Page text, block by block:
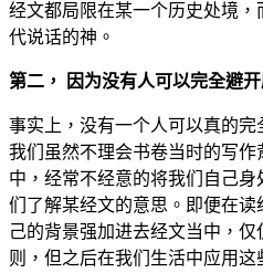
经文都局限在某一个历史处境
代说话的神。
第二， 因为没有人可以完全避
事实上，没有一个人可以真的完
我们虽然不理会书卷当时的写
中，经常不经意的将我们自己
们了解某经文的意思。即便在
己的背景强加进去经文当中，
则，但之后在我们生活中应用